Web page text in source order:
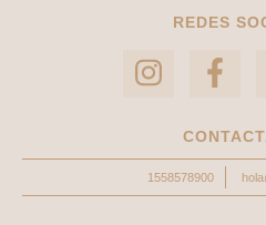
REDES
1558578900